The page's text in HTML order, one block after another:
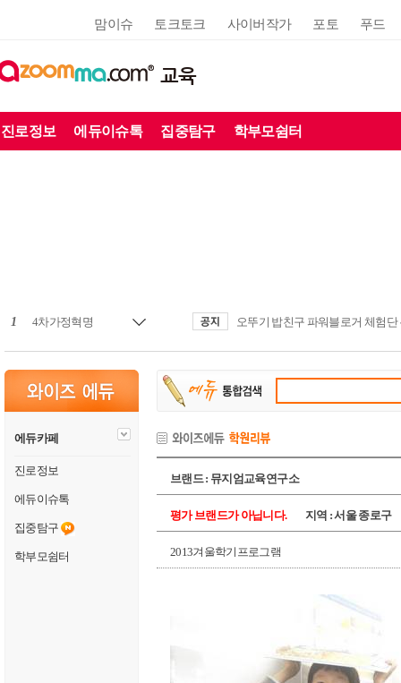
맘이슈 토크토크 사이버작가 포토 푸드
교육
진로정보 에듀이슈톡 집중탐구 학부모쉼터
1 4차가정혁명
에듀카페
진로정보
에듀이슈톡
집중탐구
학부모쉼터
브랜드 : 뮤지엄교육연구소
평가 브랜드가 아닙니다. 지역 : 서울 종로구
2013겨울학기프로그램